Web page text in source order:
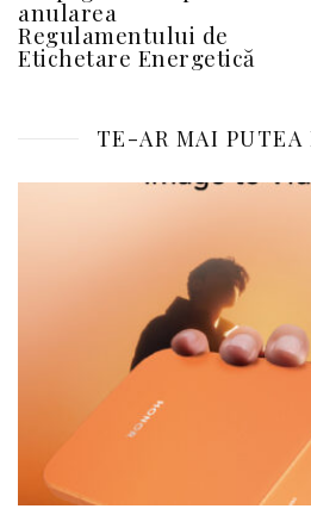
anularea
Regulamentului de
Etichetare Energetică
TE-AR MAI PUTEA